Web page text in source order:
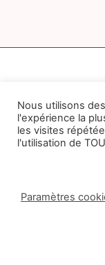
Contact
Cabinet à
06 01 17 38 78
Informations
Accueil
Contact
La
Nous utilisons
l'expérience la
les visites
l'utilisation de
Paramètres